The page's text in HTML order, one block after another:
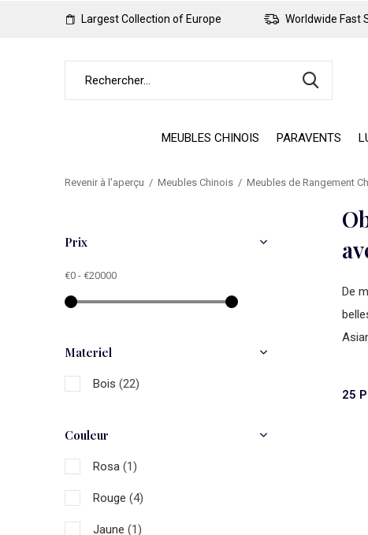
MEUBLES CHINOIS PARAVENTS
Largest Collection of Europe Worldwide Fast
Revenir à l'aperçu Meubles Chinois Meubles de Rangement
De
25
Prix
€0 - €20000
Materiel
Bois (22)
Couleur
Rosa (1)
Rouge (4)
Jaune (1)